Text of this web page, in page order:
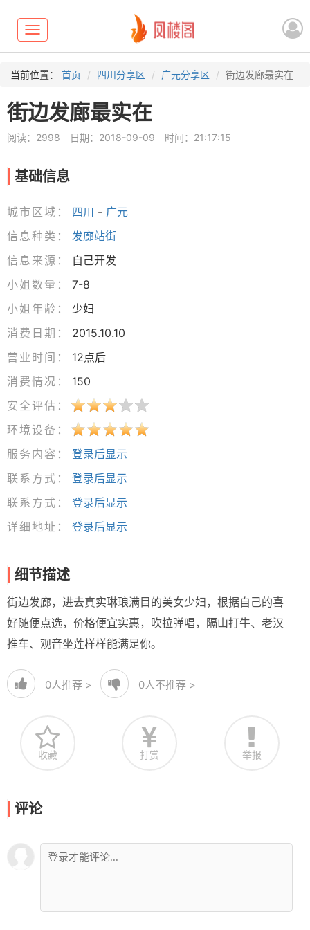
Toggle
navigation
当前位置： 首页 四川分享区 广元分享区 街边发廊最实在
街边发廊最实在
阅读：2998 日期：2018-09-09 时间：21:17:15
基础信息
城市区域： 四川 - 广元
信息种类：
发廊站街
信息来源：
自己开发
小姐数量：
7-8
小姐年龄：
少妇
消费日期：
2015.10.10
营业时间：
12点后
消费情况：
150
安全评估：
环境设备：
服务内容：
登录后显示
联系方式：
登录后显示
联系方式：
登录后显示
详细地址：
登录后显示
细节描述
街边发廊，进去真实琳琅满目的美女少妇，根据自己的喜
好随便点选，价格便宜实惠，吹拉弹唱，隔山打牛、老汉
推车、观音坐莲样样能满足你。
0人推荐 > 0人不推荐 >
收藏 打赏 举报
评论